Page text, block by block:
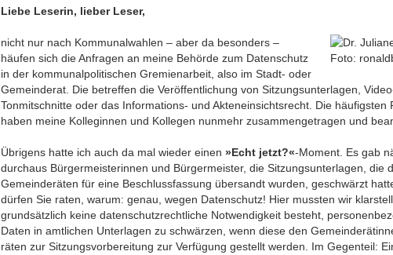
Liebe Leserin, lieber Leser,
nicht nur nach Kommunalwahlen – aber da besonders –
häufen sich die Anfragen an meine Behörde zum Datenschutz
in der kommunalpolitischen Gremienarbeit, also im Stadt- oder
Gemeinderat. Die betreffen die Veröffentlichung von Sitzungsunterlagen,
Tonmitschnitte oder das Informations- und Akteneinsichtsrecht. Die häufigsten
haben meine Kolleginnen und Kollegen nunmehr zusammengetragen und
Übrigens hatte ich auch da mal wieder einen »Echt jetzt?«-Moment. Es gab
durchaus Bürgermeisterinnen und Bürgermeister, die Sitzungsunterlagen, die
Gemeinderäten für eine Beschlussfassung übersandt wurden, geschwärzt
dürfen Sie raten, warum: genau, wegen Datenschutz! Hier mussten wir
grundsätzlich keine datenschutzrechtliche Notwendigkeit besteht,
Daten in amtlichen Unterlagen zu schwärzen, wenn diese den
räten zur Sitzungsvorbereitung zur Verfügung gestellt werden. Im Gegenteil: